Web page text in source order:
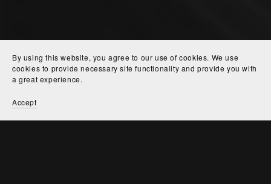
By using this website, you agree to our use of cookies. We use
cookies to provide necessary site functionality and provide you with
a great experience.
Accept